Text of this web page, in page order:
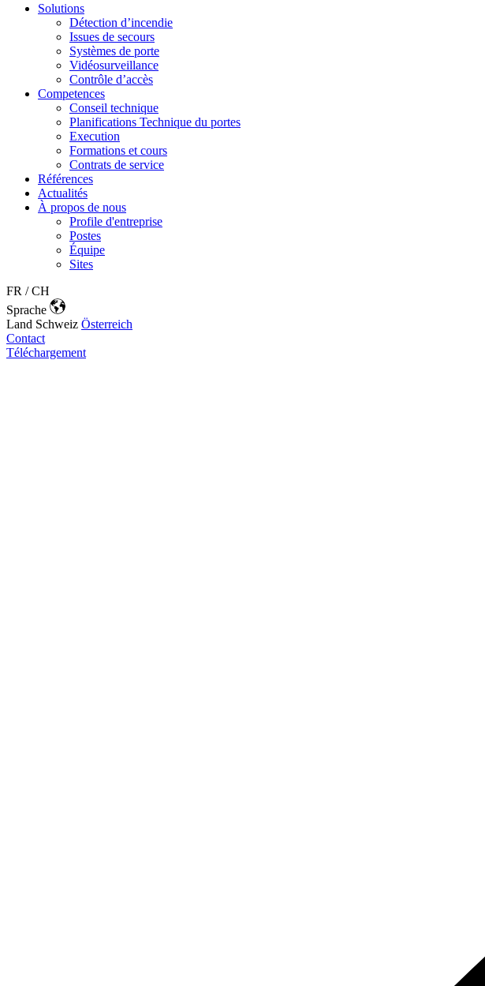
Solutions
Détection d’incendie
Issues de secours
Systèmes de porte
Vidéosurveillance
Contrôle d’accès
Competences
Conseil technique
Planifications Technique du portes
Execution
Formations et cours
Contrats de service
Références
Actualités
À propos de nous
Profile d'entreprise
Postes
Équipe
Sites
FR / CH
Sprache
Land Schweiz Österreich
Contact
Téléchargement